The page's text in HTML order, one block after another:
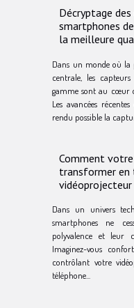
Décryptage
smartphones
la meilleure
Dans un monde où
centrale, les
gamme sont au cœur
Les avancées
rendu possible la
Comment
transformer en
vidéoprojecteur
Dans un univers
smartphones ne
polyvalence et leur
Imaginez-vous
contrôlant votre
téléphone...